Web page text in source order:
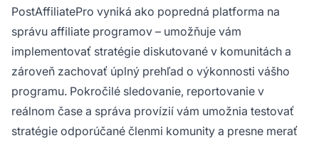
PostAffiliatePro vyniká ako popredná platforma na
správu affiliate programov – umožňuje vám
implementovať stratégie diskutované v komunitách a
zároveň zachovať úplný prehľad o výkonnosti vášho
programu. Pokročilé sledovanie, reportovanie v
reálnom čase a správa provízií vám umožnia testovať
stratégie odporúčané členmi komunity a presne merať